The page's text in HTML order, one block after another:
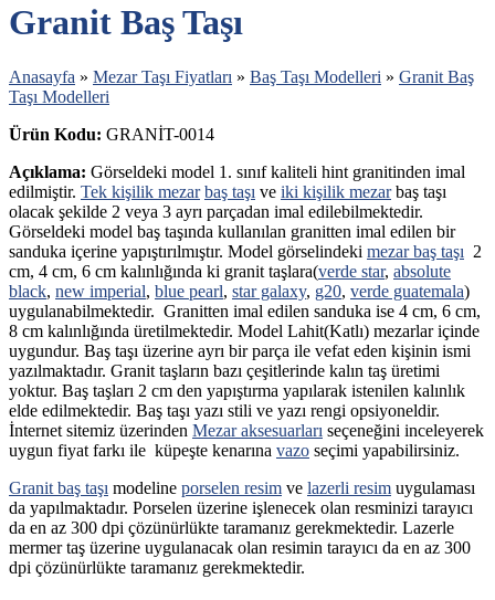
Granit Baş Taşı
Anasayfa » Mezar Taşı Fiyatları » Baş Taşı Modelleri » Granit Baş
Taşı Modelleri
Ürün Kodu: GRANİT-0014
Açıklama: Görseldeki model 1. sınıf kaliteli hint granitinden imal
edilmiştir. Tek kişilik mezar baş taşı ve iki kişilik mezarbaş taşı
olacak şekilde 2 veya 3 ayrı parçadan imal edilebilmektedir.
Görseldeki model baş taşında kullanılan granitten imal edilen bir
sanduka içerine yapıştırılmıştır. Model görselindeki mezar baş taşı 2
cm, 4 cm, 6 cm kalınlığında ki granit taşlara(verde star, absolute
black, new imperial, blue pearl, star galaxy, g20, verde guatemala)
uygulanabilmektedir. Granitten imal edilen sanduka ise 4 cm, 6 cm,
8 cm kalınlığında üretilmektedir. Model Lahit(Katlı) mezarlar içinde
uygundur. Baş taşı üzerine ayrı bir parça ile vefat eden kişinin ismi
yazılmaktadır. Granit taşların bazı çeşitlerinde kalın taş üretimi
yoktur. Baş taşları 2 cm den yapıştırma yapılarak istenilen kalınlık
elde edilmektedir. Baş taşı yazı stili ve yazı rengi opsiyoneldir.
İnternet sitemiz üzerinden Mezar aksesuarları seçeneğini inceleyerek
uygun fiyat farkı ile küpeşte kenarına vazo seçimi yapabilirsiniz.
Granit baş taşı modeline porselen resim ve lazerli resim uygulaması
da yapılmaktadır. Porselen üzerine işlenecek olan resminizi tarayıcı
da en az 300 dpi çözünürlükte taramanız gerekmektedir. Lazerle
mermer taş üzerine uygulanacak olan resimin tarayıcı da en az 300
dpi çözünürlükte taramanız gerekmektedir.